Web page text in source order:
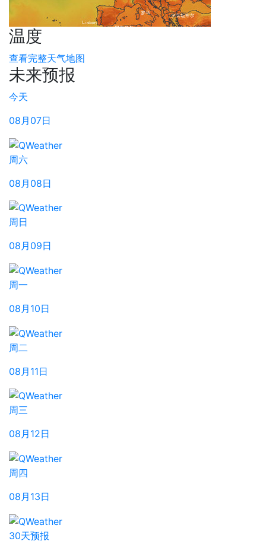
温度
查看完整天气地图
未来预报
今天
08月07日
周六
08月08日
周日
08月09日
周一
08月10日
周二
08月11日
周三
08月12日
周四
08月13日
30天预报